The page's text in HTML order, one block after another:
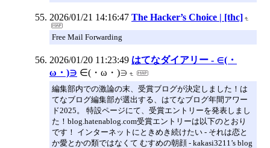
2026/01/21 14:16:47 The Hacker’s Choice | [thc]
Free Mail Forwarding
2026/01/20 11:23:49 はてなダイアリー - ∈(・
ω・)∋ ∈(・ω・)∋
編集部内での激論の末、受賞ブログが決定しました！は
てなブログ編集部が選出する、はてなブログ年間アワー
ド2025。 特設ページにて、受賞エントリーを発表しまし
た！blog.hatenablog.com受賞エントリーは以下のとおり
です！ インターネットにときめき続けたい - それは恋と
か愛とかの類ではなくて むすめの朝顔 - kakasi3211’s blog